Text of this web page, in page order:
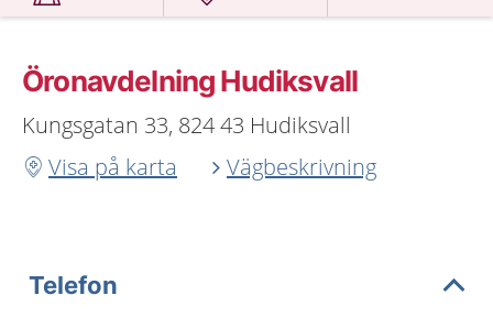
Öronavdelning Hudiksvall
Kungsgatan 33, 824 43 Hudiksvall
Visa på karta
Vägbeskrivning
Telefon